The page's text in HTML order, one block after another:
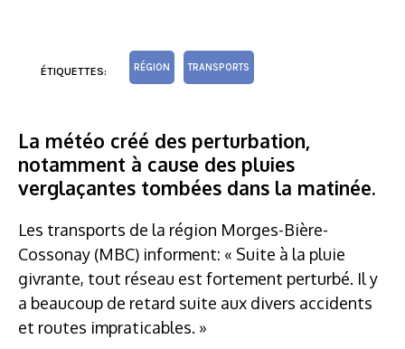
ÉTIQUETTES: RÉGION TRANSPORTS
La météo créé des perturbation,
notamment à cause des pluies
verglaçantes tombées dans la matinée.
Les transports de la région Morges-Bière-
Cossonay (MBC) informent: « Suite à la pluie
givrante, tout réseau est fortement perturbé. Il y
a beaucoup de retard suite aux divers accidents
et routes impraticables. »